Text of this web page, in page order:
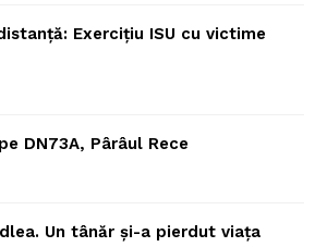
Exercițiu ISU cu victime
DN73A, Pârâul Rece
Un tânăr și-a pierdut viața